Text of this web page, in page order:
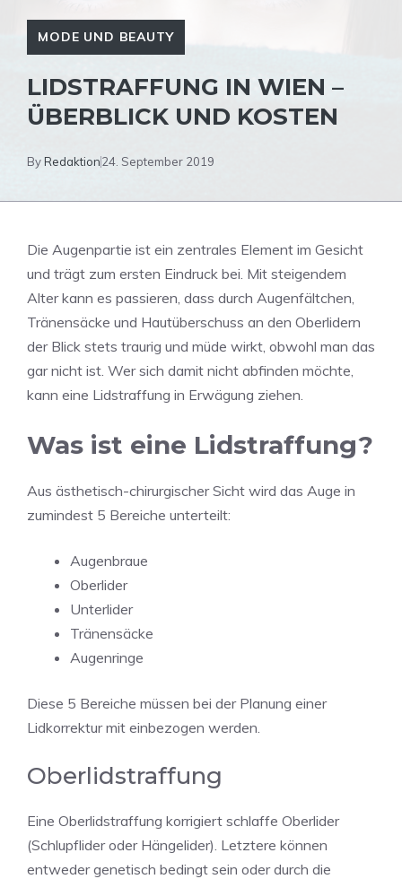
MODE UND BEAUTY
LIDSTRAFFUNG IN WIEN –
ÜBERBLICK UND KOSTEN
ByRedaktion24. September 2019
Die Augenpartie ist ein zentrales Element im Gesicht
und trägt zum ersten Eindruck bei. Mit steigendem
Alter kann es passieren, dass durch Augenfältchen,
Tränensäcke und Hautüberschuss an den Oberlidern
der Blick stets traurig und müde wirkt, obwohl man das
gar nicht ist. Wer sich damit nicht abfinden möchte,
kann eine Lidstraffung in Erwägung ziehen.
Was ist eine Lidstraffung?
Aus ästhetisch-chirurgischer Sicht wird das Auge in
zumindest 5 Bereiche unterteilt:
Augenbraue
Oberlider
Unterlider
Tränensäcke
Augenringe
Diese 5 Bereiche müssen bei der Planung einer
Lidkorrektur mit einbezogen werden.
Oberlidstraffung
Eine Oberlidstraffung korrigiert schlaffe Oberlider
(Schlupflider oder Hängelider). Letztere können
entweder genetisch bedingt sein oder durch die